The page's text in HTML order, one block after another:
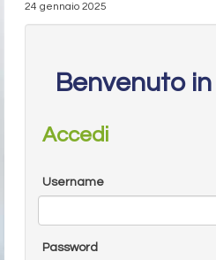
24 gennaio 2025
Benvenuto
Accedi
Username
Password